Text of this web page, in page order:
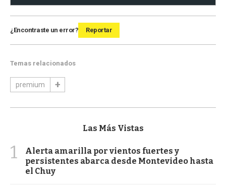
¿Encontraste un error? Reportar
Temas relacionados
premium
Las Más Vistas
1
Alerta amarilla por vientos fuertes y
persistentes abarca desde Montevideo hasta
el Chuy